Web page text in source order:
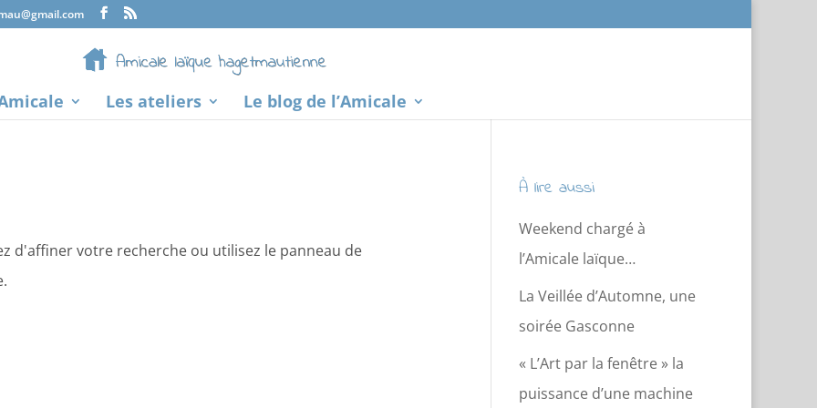
Les ateliers Le blog de l’Amicale
d'affiner votre recherche ou utilisez le panneau de
À lire aussi
Weekend chargé à
l’Amicale laïque…
La Veillée d’Automne, une
soirée Gasconne
« L’Art par la fenêtre » la
puissance d’une machine